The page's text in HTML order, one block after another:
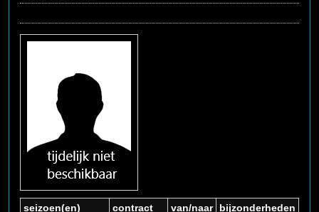
seizoen(en) contract van/naar bijzonderheden